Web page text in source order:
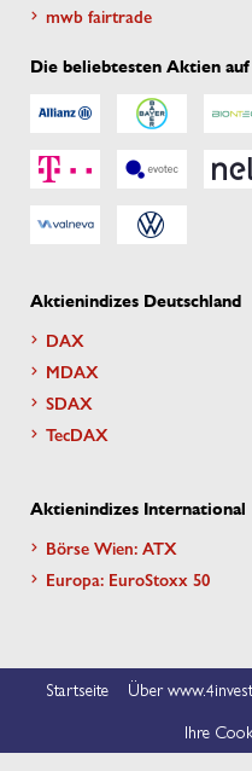
mwb fairtrade
Die beliebtesten Aktien
Aktienindizes Deutschland
DAX
MDAX
SDAX
TecDAX
Aktienindizes International
Börse Wien: ATX
Europa: EuroStoxx 50
Startseite Über
Ihre